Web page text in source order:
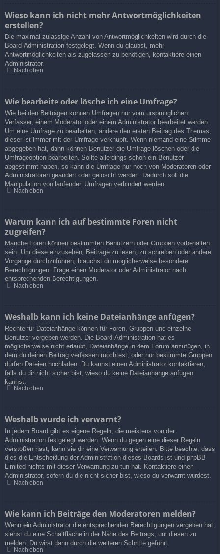
Wieso kann ich nicht mehr Antwortmöglichkeiten
erstellen?
Die maximal zulässige Anzahl von Antwortmöglichkeiten wird durch die
Board-Administration festgelegt. Wenn du glaubst, mehr
Antwortmöglichkeiten als zugelassen zu benötigen, kontaktiere einen
Administrator.
Nach oben
Wie bearbeite oder lösche ich eine Umfrage?
Wie bei den Beiträgen können Umfragen nur vom ursprünglichen
Verfasser, einem Moderator oder einem Administrator bearbeitet werden.
Um eine Umfrage zu bearbeiten, ändere den ersten Beitrag des Themas;
dieser ist immer mit der Umfrage verknüpft. Wenn niemand eine Stimme
abgegeben hat, dann können Benutzer die Umfrage löschen oder die
Umfrageoption bearbeiten. Sollte allerdings schon ein Benutzer
abgestimmt haben, so kann die Umfrage nur noch von Moderatoren oder
Administratoren geändert oder gelöscht werden. Dadurch soll die
Manipulation von laufenden Umfragen verhindert werden.
Nach oben
Warum kann ich auf bestimmte Foren nicht
zugreifen?
Manche Foren können bestimmten Benutzern oder Gruppen vorbehalten
sein. Um diese einzusehen, Beiträge zu lesen, zu schreiben oder andere
Vorgänge durchzuführen, brauchst du möglicherweise besondere
Berechtigungen. Frage einen Moderator oder Administrator nach
entsprechenden Berechtigungen.
Nach oben
Weshalb kann ich keine Dateianhänge anfügen?
Rechte für Dateianhänge können für Foren, Gruppen und einzelne
Benutzer vergeben werden. Die Board-Administration hat es
möglicherweise nicht erlaubt, Dateianhänge in dem Forum anzufügen, in
dem du deinen Beitrag verfassen möchtest, oder nur bestimmte Gruppen
dürfen Dateien hochladen. Du kannst einen Administrator kontaktieren,
falls du dir nicht sicher bist, wieso du keine Dateianhänge anfügen
kannst.
Nach oben
Weshalb wurde ich verwarnt?
In jedem Board gibt es eigene Regeln, die meistens von der
Administration festgelegt werden. Wenn du gegen eine dieser Regeln
verstoßen hast, kann sie dir eine Verwarnung erteilen. Bitte beachte, dass
dies die Entscheidung der Administration dieses Boards ist und phpBB
Limited nichts mit dieser Verwarnung zu tun hat. Kontaktiere einen
Administrator, sofern du die nicht sicher bist, wieso du verwarnt wurdest.
Nach oben
Wie kann ich Beiträge den Moderatoren melden?
Wenn ein Administrator die entsprechenden Berechtigungen vergeben hat,
siehst du eine Schaltfläche in der Nähe des Beitrags, um diesen zu
melden. Du wirst dann durch die weiteren Schritte geführt.
Nach oben